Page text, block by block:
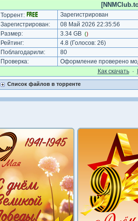
Торрент:
Зарегистрирован
Зарегистрирован:
08 Май 2026 22:35:56
Размер:
3.34 GB ()
Рейтинг: 4.8 (Голосов: 26)
Поблагодарили:
80
Проверка:
Оформление проверено
Как cкачать·
Список файлов в торренте